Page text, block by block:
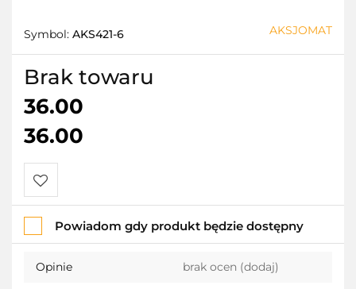
Symbol: AKS421-6 AKSJOMAT
Brak towaru
36.00
36.00
Do
przechowalni
Powiadom gdy produkt będzie dostępny
Opinie brak ocen (dodaj)